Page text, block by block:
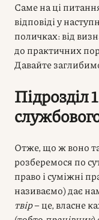
Саме на ці
відповіді у
поличках: від
до практичних
Давайте
Підрозділ
Отже, що ж воно
розберемося по
право і суміжні
називаємо) дає
твір– це, власне